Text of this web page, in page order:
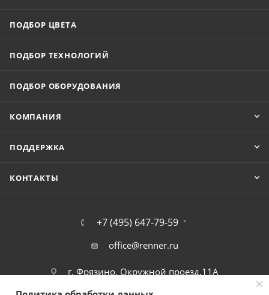
ПОДБОР ЦВЕТА
ПОДБОР ТЕХНОЛОГИЙ
ПОДБОР ОБОРУДОВАНИЯ
КОМПАНИЯ
ПОДДЕРЖКА
КОНТАКТЫ
+7 (495) 647-79-59
office@renner.ru
г. Фрязино, Окружной проезд,11А